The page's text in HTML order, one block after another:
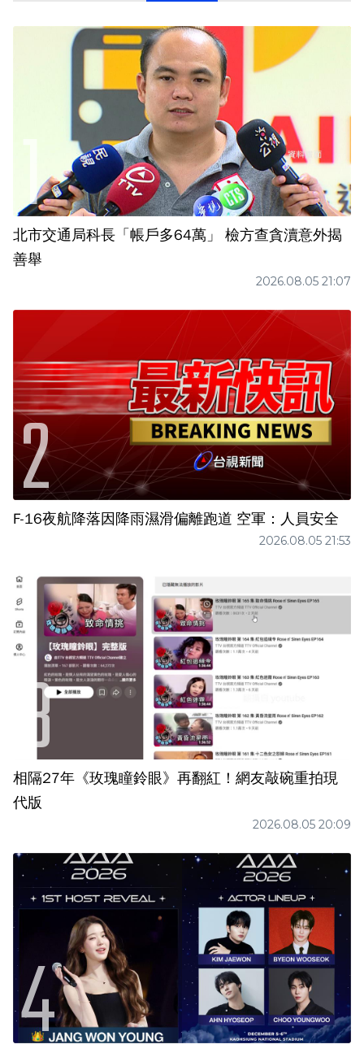
北市交通局科長「帳戶多64萬」 檢方查貪瀆意外揭
善舉
2026.08.05 21:07
F-16夜航降落因降雨濕滑偏離跑道 空軍：人員安全
2026.08.05 21:53
相隔27年《玫瑰瞳鈴眼》再翻紅！網友敲碗重拍現
代版
2026.08.05 20:09